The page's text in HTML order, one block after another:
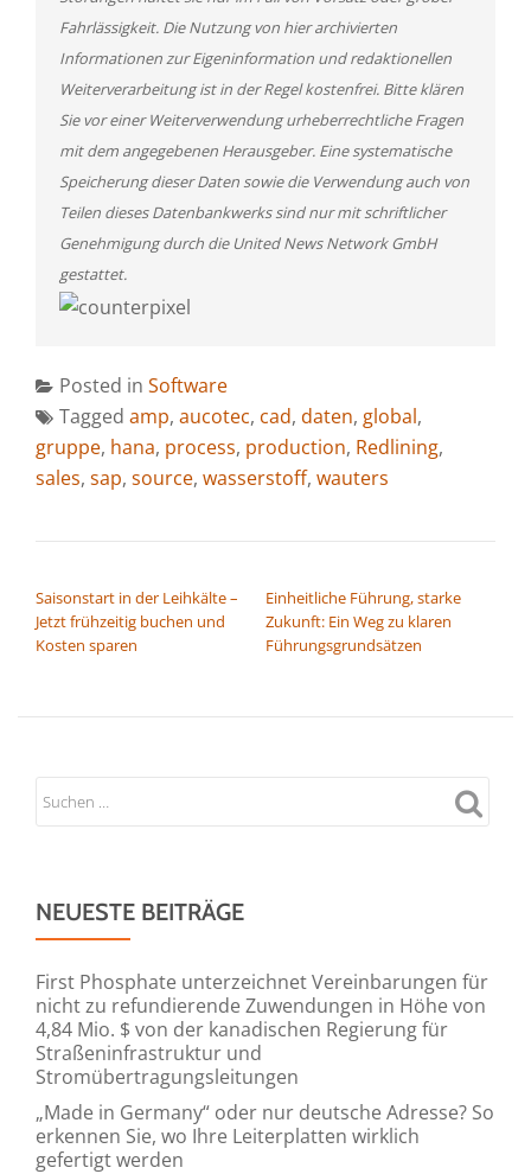
Fahrlässigkeit. Die Nutzung von hier archivierten
Informationen zur Eigeninformation und redaktionellen
Weiterverarbeitung ist in der Regel kostenfrei. Bitte klären
Sie vor einer Weiterverwendung urheberrechtliche Fragen
mit dem angegebenen Herausgeber. Eine systematische
Speicherung dieser Daten sowie die Verwendung auch von
Teilen dieses Datenbankwerks sind nur mit schriftlicher
Genehmigung durch die United News Network GmbH
gestattet.
Posted in Software
Tagged amp, aucotec, cad, daten, global,
gruppe, hana, process, production, Redlining,
sales, sap, source, wasserstoff, wauters
Saisonstart in der Leihkälte –
Jetzt frühzeitig buchen und
Kosten sparen
Einheitliche Führung, starke
Zukunft: Ein Weg zu klaren
Führungsgrundsätzen
NEUESTE BEITRÄGE
First Phosphate unterzeichnet Vereinbarungen für
nicht zu refundierende Zuwendungen in Höhe von
4,84 Mio. $ von der kanadischen Regierung für
Straßeninfrastruktur und
Stromübertragungsleitungen
„Made in Germany“ oder nur deutsche Adresse? So
erkennen Sie, wo Ihre Leiterplatten wirklich
gefertigt werden